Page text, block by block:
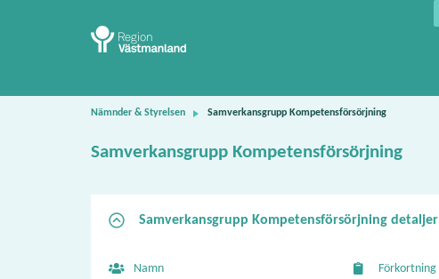
Nämnder & Styrelsen Samverkansgrupp Kompetensförsörjning
Samverkansgrupp Kompetensförsörjning
Samverkansgrupp Kompetensförsörjning detaljer
Namn
Förkortning